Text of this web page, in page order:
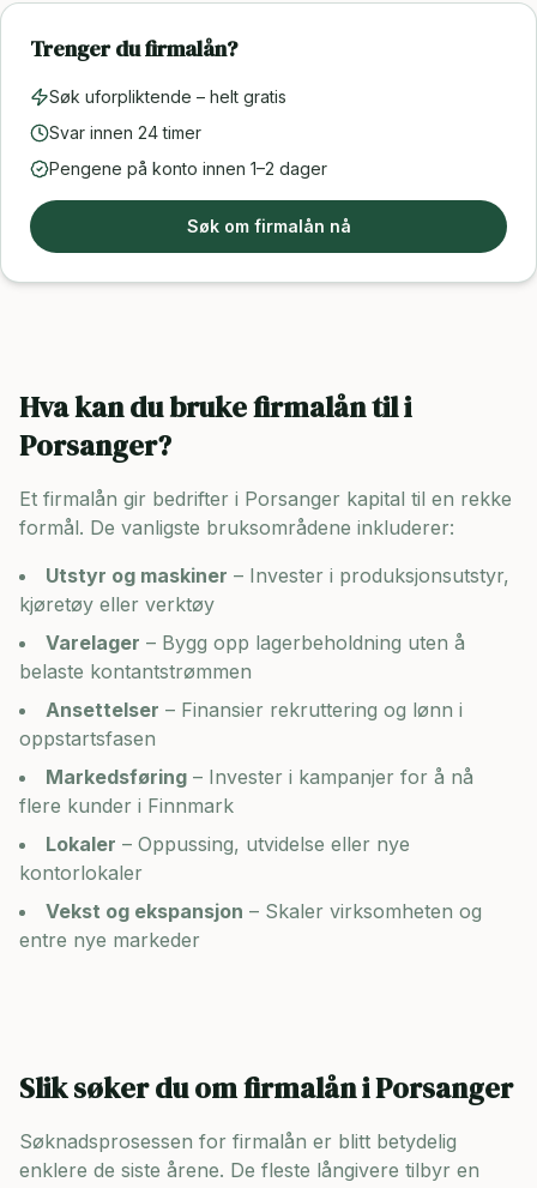
Trenger du firmalån?
Søk uforpliktende – helt gratis
Svar innen 24 timer
Pengene på konto innen 1–2 dager
Søk om firmalån nå
Hva kan du bruke firmalån til i
Porsanger?
Et firmalån gir bedrifter i Porsanger kapital til en rekke
formål. De vanligste bruksområdene inkluderer:
Utstyr og maskiner – Invester i produksjonsutstyr,
kjøretøy eller verktøy
Varelager – Bygg opp lagerbeholdning uten å
belaste kontantstrømmen
Ansettelser – Finansier rekruttering og lønn i
oppstartsfasen
Markedsføring – Invester i kampanjer for å nå
flere kunder i Finnmark
Lokaler – Oppussing, utvidelse eller nye
kontorlokaler
Vekst og ekspansjon – Skaler virksomheten og
entre nye markeder
Slik søker du om firmalån iPorsanger
Søknadsprosessen for firmalån er blitt betydelig
enklere de siste årene. De fleste långivere tilbyr en